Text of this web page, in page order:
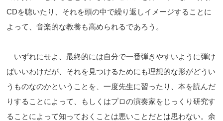
CDを聴いたり、それを頭の中で繰り返しイメージすることに
よって、音楽的な教養も高められるであろう。
いずれにせよ、最終的には自分で一番弾きやすいように弾け
ばいいわけだが、それを見つけるためにも理想的な形がどうい
うものなのかということを、一度先生に習ったり、本を読んだ
りすることによって、もしくはプロの演奏家をじっくり研究す
ることによって知っておくことは悪いことだとは思わない。余